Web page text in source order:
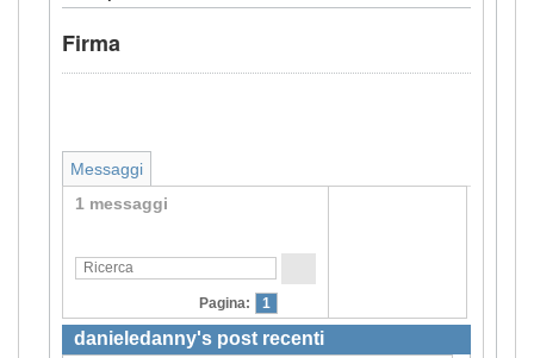
Firma
Messaggi
1 messaggi
Pagina: 1
danieledanny's post recenti